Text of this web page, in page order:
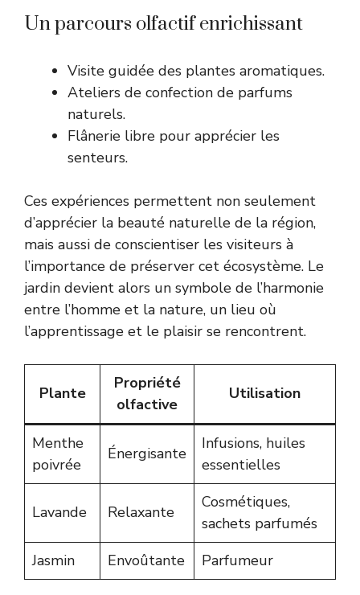
Un parcours olfactif enrichissant
Visite guidée des plantes aromatiques.
Ateliers de confection de parfums
naturels.
Flânerie libre pour apprécier les
senteurs.
Ces expériences permettent non seulement
d’apprécier la beauté naturelle de la région,
mais aussi de conscientiser les visiteurs à
l’importance de préserver cet écosystème. Le
jardin devient alors un symbole de l’harmonie
entre l’homme et la nature, un lieu où
l’apprentissage et le plaisir se rencontrent.
Plante
Propriété
olfactive
Utilisation
Menthe
poivrée
Énergisante
Infusions, huiles
essentielles
Lavande Relaxante
Cosmétiques,
sachets parfumés
Jasmin
Envoûtante Parfumeur